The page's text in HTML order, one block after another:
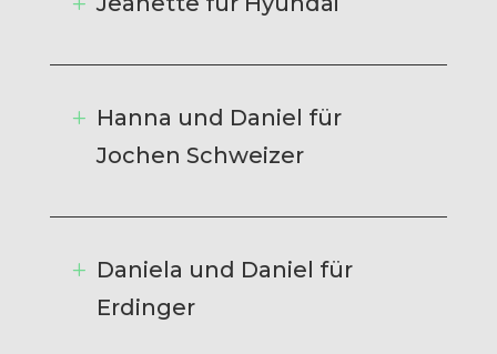
Hanna und Daniel für
Jochen Schweizer
Daniela und Daniel für
Erdinger